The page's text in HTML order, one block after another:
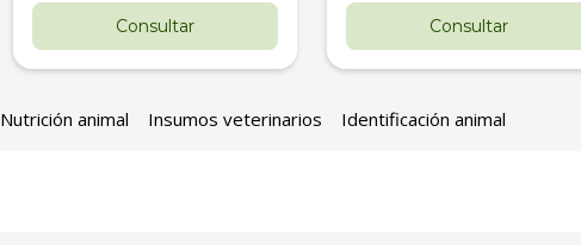
Consultar Consultar
Nutrición animal Insumos veterinarios Identificación animal